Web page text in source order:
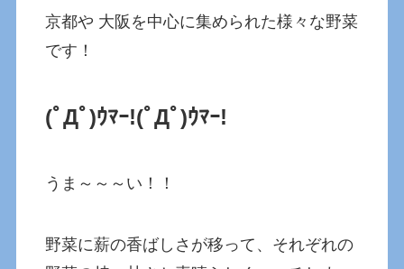
京都や 大阪を中心に集められた様々な野菜
です！
(ﾟДﾟ)ｳﾏｰ!(ﾟДﾟ)ｳﾏｰ!
うま～～～い！！
野菜に薪の香ばしさが移って、それぞれの